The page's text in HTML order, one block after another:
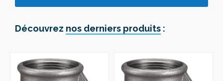
Découvrez nos derniers produits :